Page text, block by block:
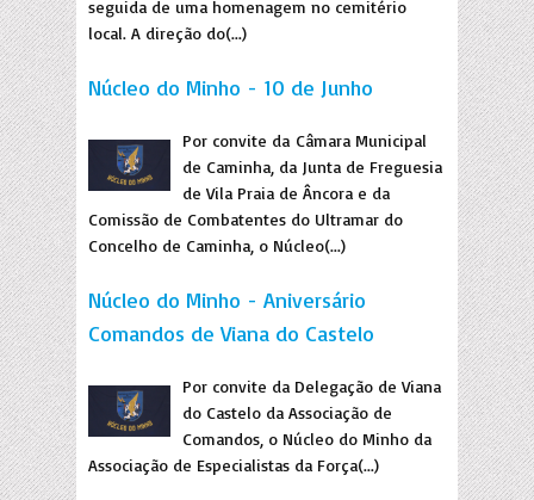
seguida de uma homenagem no cemitério
local. A direção do(...)
Núcleo do Minho - 10 de Junho
Por convite da Câmara Municipal
de Caminha, da Junta de Freguesia
de Vila Praia de Âncora e da
Comissão de Combatentes do Ultramar do
Concelho de Caminha, o Núcleo(...)
Núcleo do Minho - Aniversário
Comandos de Viana do Castelo
Por convite da Delegação de Viana
do Castelo da Associação de
Comandos, o Núcleo do Minho da
Associação de Especialistas da Força(...)